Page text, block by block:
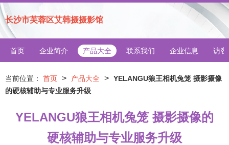
长沙市芙蓉区艾韩摄摄影馆
首页 企业简介 产品大全 联系我们 企业信息 访客
当前位置： 首页 > 产品大全 > YELANGU狼王相机兔笼 摄影摄像
的硬核辅助与专业服务升级
YELANGU狼王相机兔笼 摄影摄像的
硬核辅助与专业服务升级